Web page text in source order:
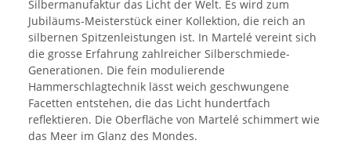
Silbermanufaktur das Licht der Welt. Es wird zum
Jubiläums-Meisterstück einer Kollektion, die reich an
silbernen Spitzenleistungen ist. In Martelé vereint sich
die grosse Erfahrung zahlreicher Silberschmiede-
Generationen. Die fein modulierende
Hammerschlagtechnik lässt weich geschwungene
Facetten entstehen, die das Licht hundertfach
reflektieren. Die Oberfläche von Martelé schimmert wie
das Meer im Glanz des Mondes.